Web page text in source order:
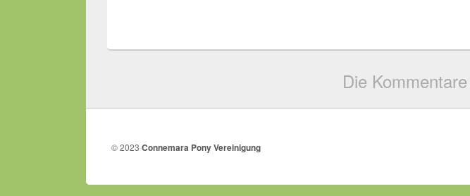
Die
© 2023 Connemara Pony Vereinigung